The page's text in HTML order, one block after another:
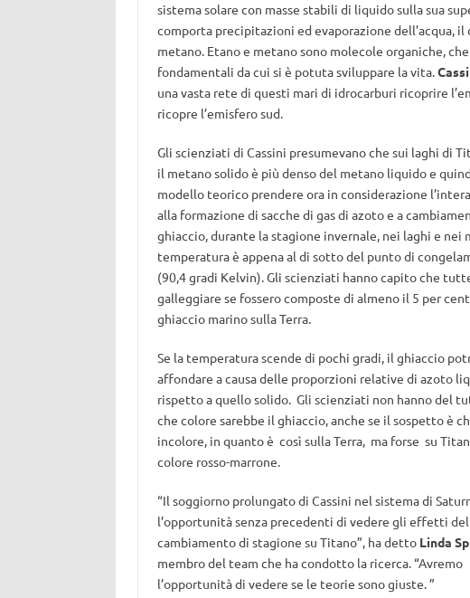
sistema solare con masse stabili di liquido sulla sua
comporta precipitazioni ed evaporazione dell’acqua,
metano. Etano e metano sono molecole organiche,
fondamentali da cui si è potuta sviluppare la vita.
una vasta rete di questi mari di idrocarburi ricoprire
ricopre l’emisfero sud.
Gli scienziati di Cassini presumevano che sui laghi di
il metano solido è più denso del metano liquido e
modello teorico prendere ora in considerazione
alla formazione di sacche di gas di azoto e a
ghiaccio, durante la stagione invernale, nei laghi e
temperatura è appena al di sotto del punto di
(90,4 gradi Kelvin). Gli scienziati hanno capito che
galleggiare se fossero composte di almeno il 5 per
ghiaccio marino sulla Terra.
Se la temperatura scende di pochi gradi, il ghiaccio
affondare a causa delle proporzioni relative di azoto
rispetto a quello solido. Gli scienziati non hanno del
che colore sarebbe il ghiaccio, anche se il sospetto è
incolore, in quanto è così sulla Terra, ma forse su
colore rosso-marrone.
“Il soggiorno prolungato di Cassini nel sistema di
l’opportunità senza precedenti di vedere gli effetti del
cambiamento di stagione su Titano”, ha detto Linda
membro del team che ha condotto la ricerca. “Avremo
l’opportunità di vedere se le teorie sono giuste. ”